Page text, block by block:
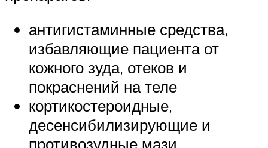
антигистаминные средства,
избавляющие пациента от
кожного зуда, отеков и
покраснений на теле
кортикостероидные,
десенсибилизирующие и
противозудные мази